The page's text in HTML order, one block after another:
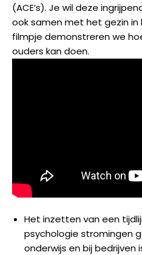
(ACE’s). Je wil deze
ook samen met het gezin in
filmpje demonstreren we
ouders kan doen.
Het inzetten van een
psychologie stromingen
onderwijs en bij bedrijven